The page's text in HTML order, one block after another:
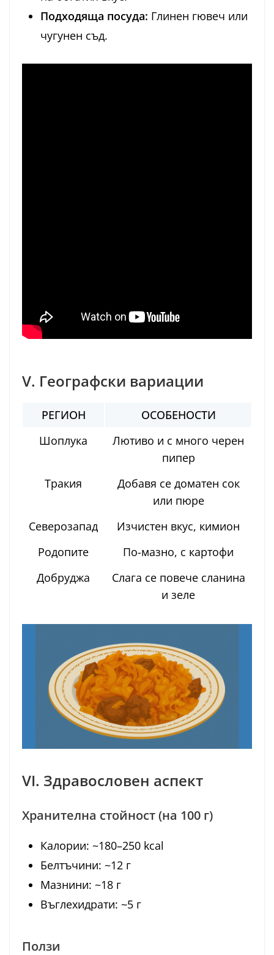
Подходяща посуда: Глинен гювеч или
чугунен съд.
V. Географски вариации
РЕГИОН
ОСОБЕНОСТИ
Шоплука
Лютиво и с много черен
пипер
Тракия
Добавя се доматен сок
или пюре
Северозапад
Изчистен вкус, кимион
Родопите
По-мазно, с картофи
Добруджа
Слага се повече сланина
и зеле
VI. Здравословен аспект
Хранителна стойност (на 100 г)
Калории: ~180–250 kcal
Белтъчини: ~12 г
Мазнини: ~18 г
Въглехидрати: ~5 г
Ползи